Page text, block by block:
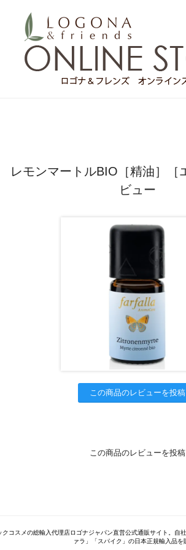
レモンマートルBIO［精油］［
ビュー
この商品のレビューを投稿
この商品のレビューを投稿
クコスメの総輸入代理店ロゴナジャパン直営公式通販サイト。自
ァラ」「スパイク」の日本正規輸入品を